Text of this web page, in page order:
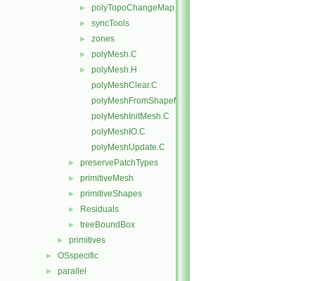
► polyTopoChangeMap
► syncTools
► zones
► polyMesh.C
►
polyMesh.H
polyMeshClear.C
polyMeshFromShapeMesh.C
polyMeshInitMesh.C
polyMeshIO.C
polyMeshUpdate.C
► preservePatchTypes
► primitiveMesh
► primitiveShapes
► Residuals
► treeBoundBox
► primitives
► OSspecific
► parallel